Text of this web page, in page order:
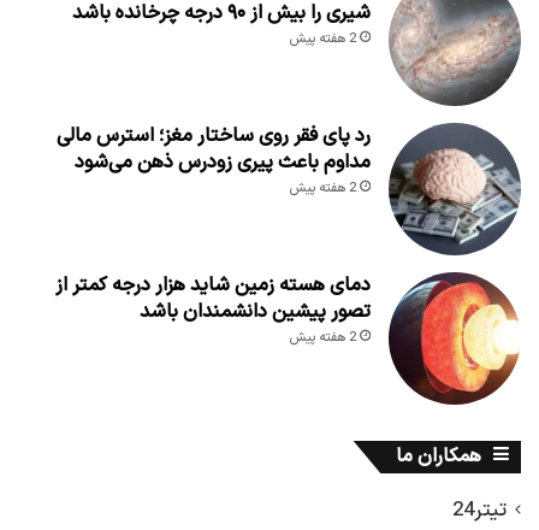
شیری را بیش از ۹۰ درجه چرخانده باشد
2 هفته پیش
رد پای فقر روی ساختار مغز؛ استرس مالی
مداوم باعث پیری زودرس ذهن می‌شود
2 هفته پیش
دمای هسته زمین شاید هزار درجه کمتر از
تصور پیشین دانشمندان باشد
2 هفته پیش
همکاران ما
تیتر24